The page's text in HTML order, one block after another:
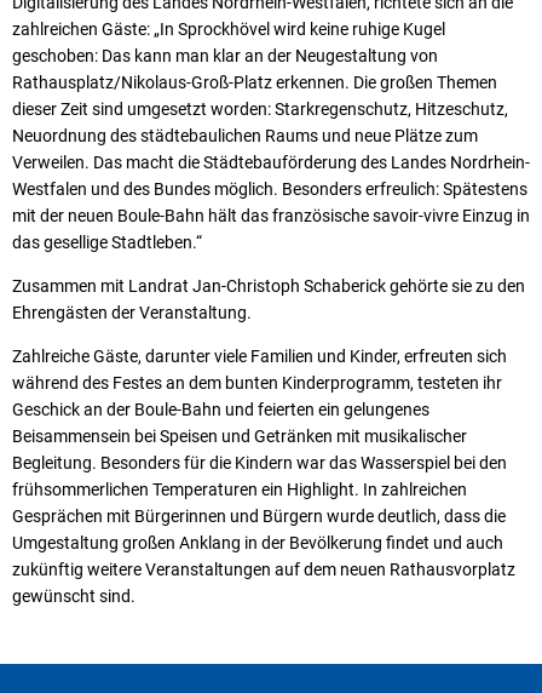
zahlreichen Gäste: „In Sprockhövel wird keine ruhige Kugel
geschoben: Das kann man klar an der Neugestaltung von
Rathausplatz/Nikolaus-Groß-Platz erkennen. Die großen Themen
dieser Zeit sind umgesetzt worden: Starkregenschutz, Hitzeschutz,
Neuordnung des städtebaulichen Raums und neue Plätze zum
Verweilen. Das macht die Städtebauförderung des Landes Nordrhein-
Westfalen und des Bundes möglich. Besonders erfreulich: Spätestens
mit der neuen Boule-Bahn hält das französische savoir-vivre Einzug in
das gesellige Stadtleben.“
Zusammen mit Landrat Jan-Christoph Schaberick gehörte sie zu den
Ehrengästen der Veranstaltung.
Zahlreiche Gäste, darunter viele Familien und Kinder, erfreuten sich
während des Festes an dem bunten Kinderprogramm, testeten ihr
Geschick an der Boule-Bahn und feierten ein gelungenes
Beisammensein bei Speisen und Getränken mit musikalischer
Begleitung. Besonders für die Kindern war das Wasserspiel bei den
frühsommerlichen Temperaturen ein Highlight. In zahlreichen
Gesprächen mit Bürgerinnen und Bürgern wurde deutlich, dass die
Umgestaltung großen Anklang in der Bevölkerung findet und auch
zukünftig weitere Veranstaltungen auf dem neuen Rathausvorplatz
gewünscht sind.